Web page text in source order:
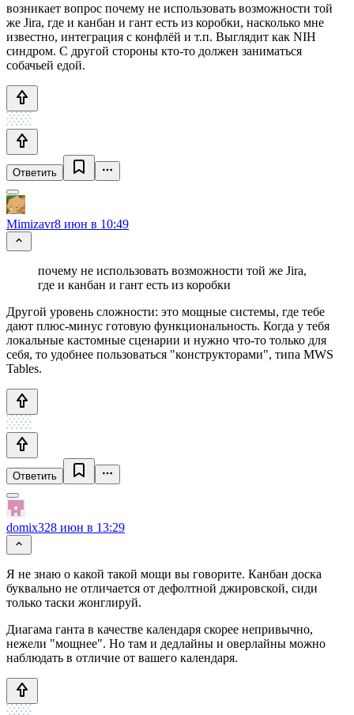
возникает вопрос почему не использовать возможности той
же Jira, где и канбан и гант есть из коробки, насколько мне
известно, интеграция с конфлёй и т.п. Выглядит как NIH
синдром. С другой стороны кто-то должен заниматься
собачьей едой.
Ответить
Mimizavr8 июн в 10:49
почему не использовать возможности той же Jira,
где и канбан и гант есть из коробки
Другой уровень сложности: это мощные системы, где тебе
дают плюс-минус готовую функциональность. Когда у тебя
локальные кастомные сценарии и нужно что-то только для
себя, то удобнее пользоваться "конструкторами", типа MWS
Tables.
Ответить
domix328 июн в 13:29
Я не знаю о какой такой мощи вы говорите. Канбан доска
буквально не отличается от дефолтной джировской, сиди
только таски жонглируй.
Диагама ганта в качестве календаря скорее непривычно,
нежели "мощнее". Но там и дедлайны и оверлайны можно
наблюдать в отличие от вашего календаря.